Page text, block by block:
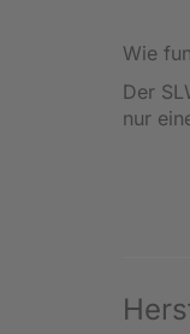
Wie
Der
nur